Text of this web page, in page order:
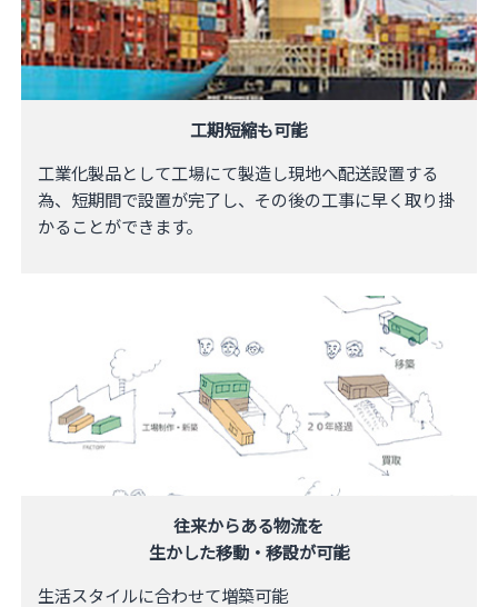
工期短縮も可能
工業化製品として工場にて製造し現地へ配送設置する
為、短期間で設置が完了し、その後の工事に早く取り掛
かることが​できます。
往来からある物流を
生かした移動・移設が可能
生活スタイルに合わせて増築可能